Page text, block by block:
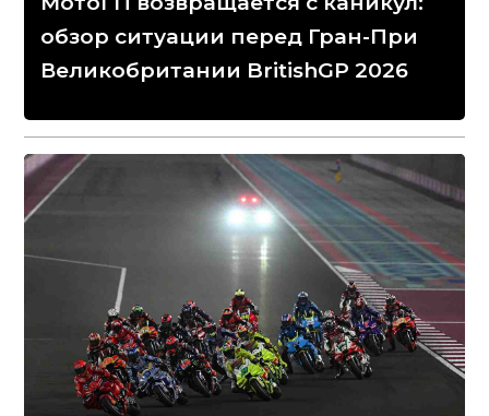
обзор ситуации перед Гран-При
Великобритании BritishGP 2026